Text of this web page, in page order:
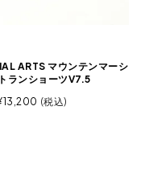
ARTS マウンテンマーシ
ランショーツV7.5
13,200 税込